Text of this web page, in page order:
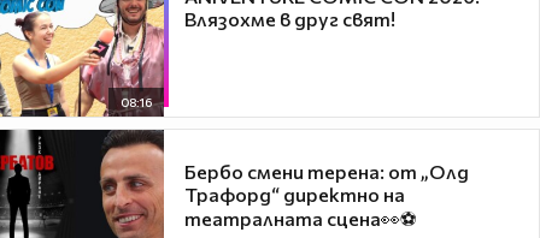
08:16
Влязохме в друг свят!
Бербо смени терена: от „Олд
Трафорд“ директно на
театралната сцена👀⚽